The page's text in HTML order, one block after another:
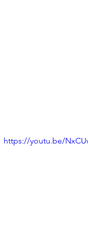
https://youtu.be/